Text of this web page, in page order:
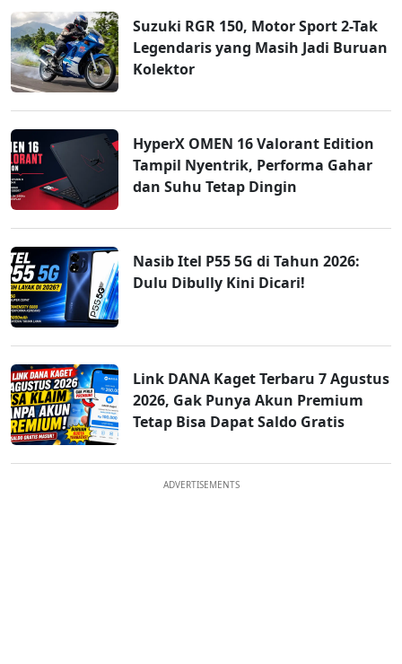
Suzuki RGR 150, Motor Sport 2-Tak
Legendaris yang Masih Jadi Buruan
Kolektor
HyperX OMEN 16 Valorant Edition
Tampil Nyentrik, Performa Gahar
dan Suhu Tetap Dingin
Nasib Itel P55 5G di Tahun 2026:
Dulu Dibully Kini Dicari!
Link DANA Kaget Terbaru 7 Agustus
2026, Gak Punya Akun Premium
Tetap Bisa Dapat Saldo Gratis
ADVERTISEMENTS